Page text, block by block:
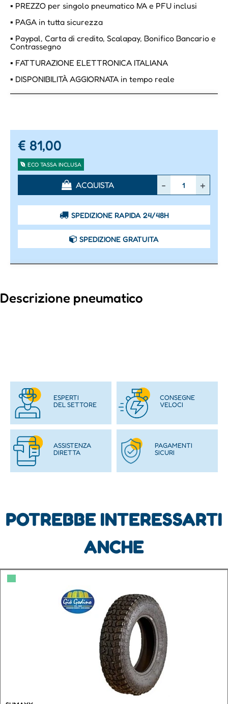
▪ PREZZO per singolo pneumatico IVA e PFU inclusi
▪ PAGA in tutta sicurezza
▪ Paypal, Carta di credito, Scalapay, Bonifico Bancario e
Contrassegno
▪ FATTURAZIONE ELETTRONICA ITALIANA
▪ DISPONIBILITÀ AGGIORNATA in tempo reale
€ 81,00
ECO TASSA INCLUSA
ACQUISTA
SPEDIZIONE RAPIDA 24/48H
SPEDIZIONE GRATUITA
Descrizione pneumatico
ESPERTI
DEL SETTORE
CONSEGNE
VELOCI
ASSISTENZA
DIRETTA
PAGAMENTI
SICURI
POTREBBE INTERESSARTI
ANCHE
▀